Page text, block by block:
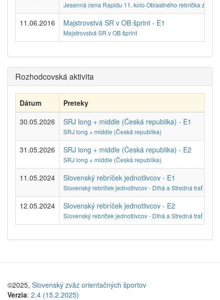
Jesenná cena Rapidu 11. kolo Oblastného rebríčka
11.06.2016 Majstrovstvá SR v OB šprint - E1
Majstrovstvá SR v OB šprint
Rozhodcovská aktivita
Dátum Preteky
30.05.2026
SRJ long + middle (Česká republika) - E1
SRJ long + middle (Česká republika)
31.05.2026 SRJ long + middle (Česká republika) - E2
SRJ long + middle (Česká republika)
11.05.2024 Slovenský rebríček jednotlivcov - E1
Slovenský rebríček jednotlivcov - Dlhá a Stredná trať
12.05.2024 Slovenský rebríček jednotlivcov - E2
Slovenský rebríček jednotlivcov - Dlhá a Stredná trať
©2025, Slovenský zväz orientačných športov
Verzia: 2.4 (15.2.2025)